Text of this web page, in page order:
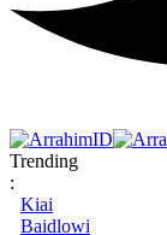
Trending
:
Kiai
Baidlowi